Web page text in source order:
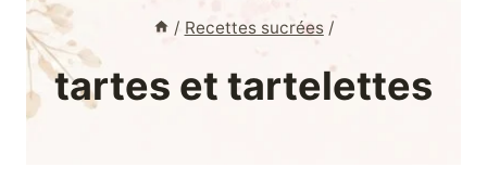
/ Recettes sucrées /
tartes et tartelettes